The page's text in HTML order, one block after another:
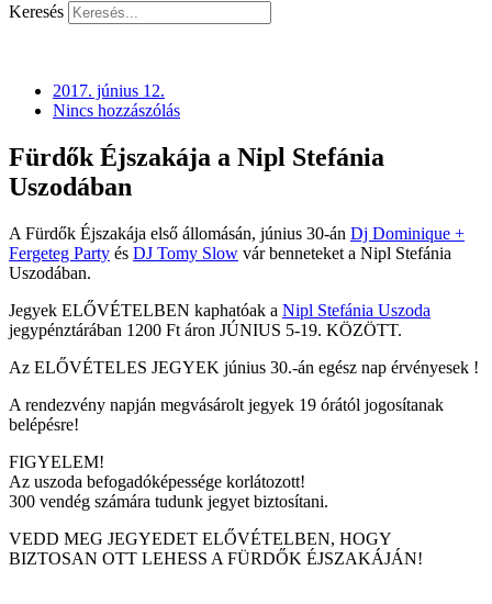
Keresés
2017. június 12.
Nincs hozzászólás
Fürdők Éjszakája a Nipl Stefánia
Uszodában
A Fürdők Éjszakája első állomásán, június 30-án Dj Dominique +
Fergeteg Party és DJ Tomy Slow vár benneteket a Nipl Stefánia
Uszodában.
Jegyek ELŐVÉTELBEN kaphatóak a Nipl Stefánia Uszoda
jegypénztárában 1200 Ft áron JÚNIUS 5-19. KÖZÖTT.
Az ELŐVÉTELES JEGYEK június 30.-án egész nap érvényesek !
A rendezvény napján megvásárolt jegyek 19 órától jogosítanak
belépésre!
FIGYELEM!
Az uszoda befogadóképessége korlátozott!
300 vendég számára tudunk jegyet biztosítani.
VEDD MEG JEGYEDET ELŐVÉTELBEN, HOGY
BIZTOSAN OTT LEHESS A FÜRDŐK ÉJSZAKÁJÁN!